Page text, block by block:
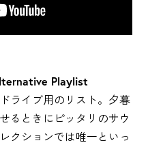
Playlist
ライブ用のリスト。夕暮
るときにピッタリのサウ
クションでは唯一といっ